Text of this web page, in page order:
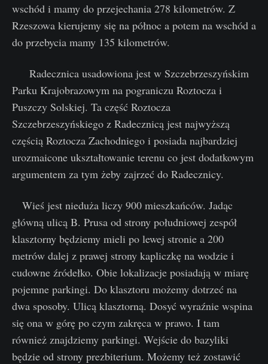
wschód i mamy do przejechania 278 kilometrów. Z
Rzeszowa kierujemy się na północ a potem na wschód a
do przebycia mamy 135 kilometrów.
Radecznica usadowiona jest w Szczebrzeszyńskim
Parku Krajobrazowym na pograniczu Roztocza i
Puszczy Solskiej. Ta część Roztocza
Szczebrzeszyńskiego z Radecznicą jest najwyższą
częścią Roztocza Zachodniego i posiada najbardziej
urozmaicone ukształtowanie terenu co jest dodatkowym
argumentem za tym żeby zajrzeć do Radecznicy.
Wieś jest nieduża liczy 900 mieszkańców. Jadąc
główną ulicą B. Prusa od strony południowej zespół
klasztorny będziemy mieli po lewej stronie a 200
metrów dalej z prawej strony kapliczkę na wodzie i
cudowne źródełko. Obie lokalizacje posiadają w miarę
pojemne parkingi. Do klasztoru możemy dotrzeć na
dwa sposoby. Ulicą klasztorną. Dosyć wyraźnie wspina
się ona w górę po czym zakręca w prawo. I tam
również znajdziemy parkingi. Wejście do bazyliki
będzie od strony prezbiterium. Możemy też zostawić